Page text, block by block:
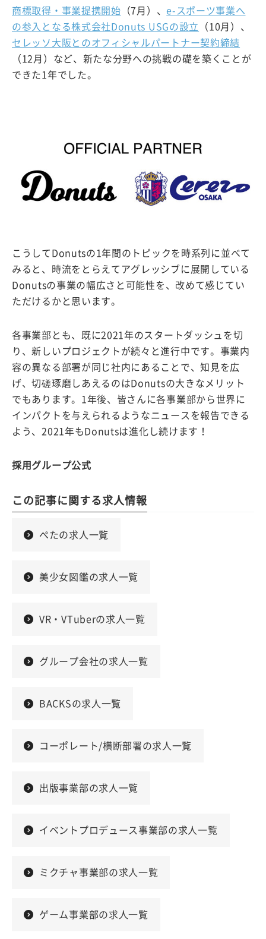
商標取得・事業提携開始 （7月）、 e-スポーツ事業へ
の参入となる株式会社Donuts USGの設立
（10月）、
セレッソ大阪とのオフィシャルパートナー契約締結
（12月）など、新たな分野への挑戦の礎を築くことが
できた1年でした。
こうしてDonutsの1年間のトピックを時系列に並べて
みると、時流をとらえてアグレッシブに展開している
Donutsの事業の幅広さと可能性を、改めて感じてい
ただけるかと思います。
各事業部とも、既に2021年のスタートダッシュを切
り、新しいプロジェクトが続々と進行中です。事業内
容の異なる部署が同じ社内にあることで、知見を広
げ、切磋琢磨しあえるのはDonutsの大きなメリット
でもあります。1年後、皆さんに各事業部から世界に
インパクトを与えられるようなニュースを報告できる
よう、2021年もDonutsは進化し続けます！
採用グループ公式
この記事に関する求人情報
ぺたの求人一覧
美少女図鑑の求人一覧
VR・VTuberの求人一覧
グループ会社の求人一覧
BACKSの求人一覧
コーポレート/横断部署の求人一覧
出版事業部の求人一覧
イベントプロデュース事業部の求人一覧
ミクチャ事業部の求人一覧
ゲーム事業部の求人一覧